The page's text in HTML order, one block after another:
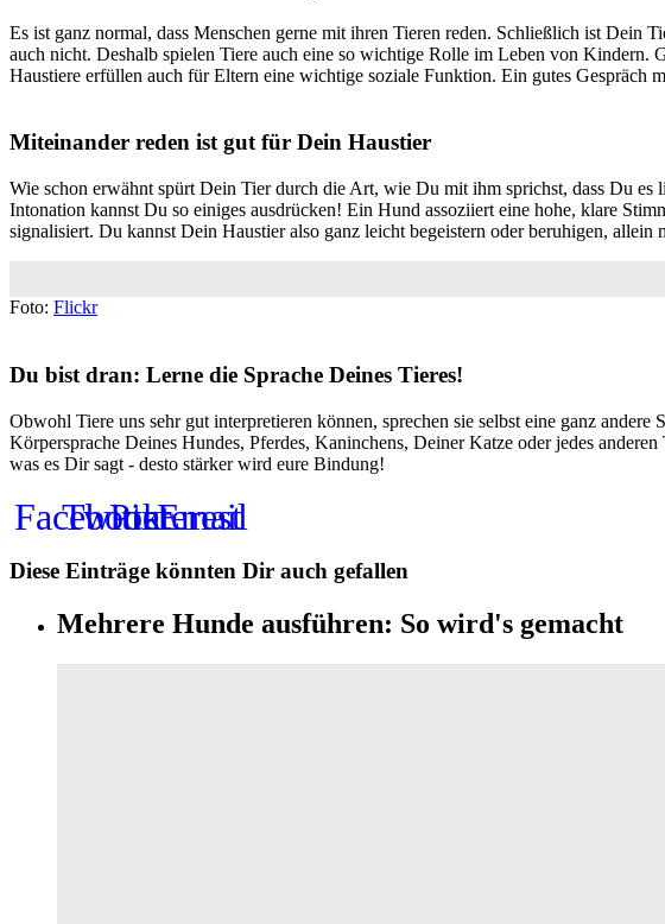
Es ist ganz normal, dass Menschen gerne mit ihren Tieren reden. Schließlich ist Dein
auch nicht. Deshalb spielen Tiere auch eine so wichtige Rolle im Leben von
Haustiere erfüllen auch für Eltern eine wichtige soziale Funktion. Ein gutes Gespräch
Miteinander reden ist gut für Dein Haustier
Wie schon erwähnt spürt Dein Tier durch die Art, wie Du mit ihm sprichst, dass Du
Intonation kannst Du so einiges ausdrücken! Ein Hund assoziiert eine hohe, klare
signalisiert. Du kannst Dein Haustier also ganz leicht begeistern oder beruhigen,
Foto: Flickr
Du bist dran: Lerne die Sprache Deines Tieres!
Obwohl Tiere uns sehr gut interpretieren können, sprechen sie selbst eine ganz
Körpersprache Deines Hundes, Pferdes, Kaninchens, Deiner Katze oder jedes
was es Dir sagt - desto stärker wird eure Bindung!
Facebook
Twitter
Pinterest
Email
Diese Einträge könnten Dir auch gefallen
Mehrere Hunde ausführen: So wird's gemacht